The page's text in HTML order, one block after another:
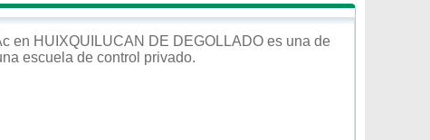
en HUIXQUILUCAN DE DEGOLLADO es una de
escuela de control privado.